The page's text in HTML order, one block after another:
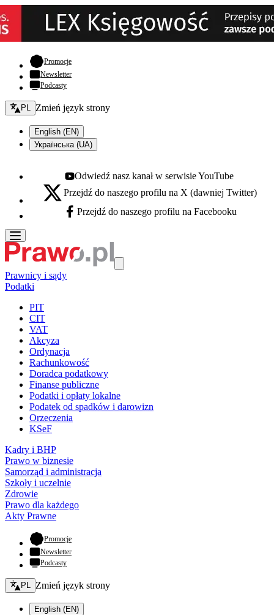
Promocje- otwiera się w nowej karcie
Newsletter
Podcasty
Zmień język - bieżący:
PL Zmień język strony
English (EN)
Українська (UA)
Youtube - otwiera się w nowej karcie
Odwiedź nasz kanał w serwisie YouTube
X - otwiera się w nowej karcie
Przejdź do naszego profilu na X (dawniej Twitter)
Facebook - otwiera się w nowej karcie
Przejdź do naszego profilu na Facebooku
Prawnicy i sądy
Podatki
PIT
CIT
VAT
Akcyza
Ordynacja
Rachunkowość
Doradca podatkowy
Finanse publiczne
Podatki i opłaty lokalne
Podatek od spadków i darowizn
Orzeczenia
KSeF
Kadry i BHP
Prawo w biznesie
Samorząd i administracja
Szkoły i uczelnie
Zdrowie
Prawo dla każdego
Akty Prawne
Promocje- otwiera się w nowej karcie
Newsletter
Podcasty
Zmień język - bieżący:
PL Zmień język strony
English (EN)